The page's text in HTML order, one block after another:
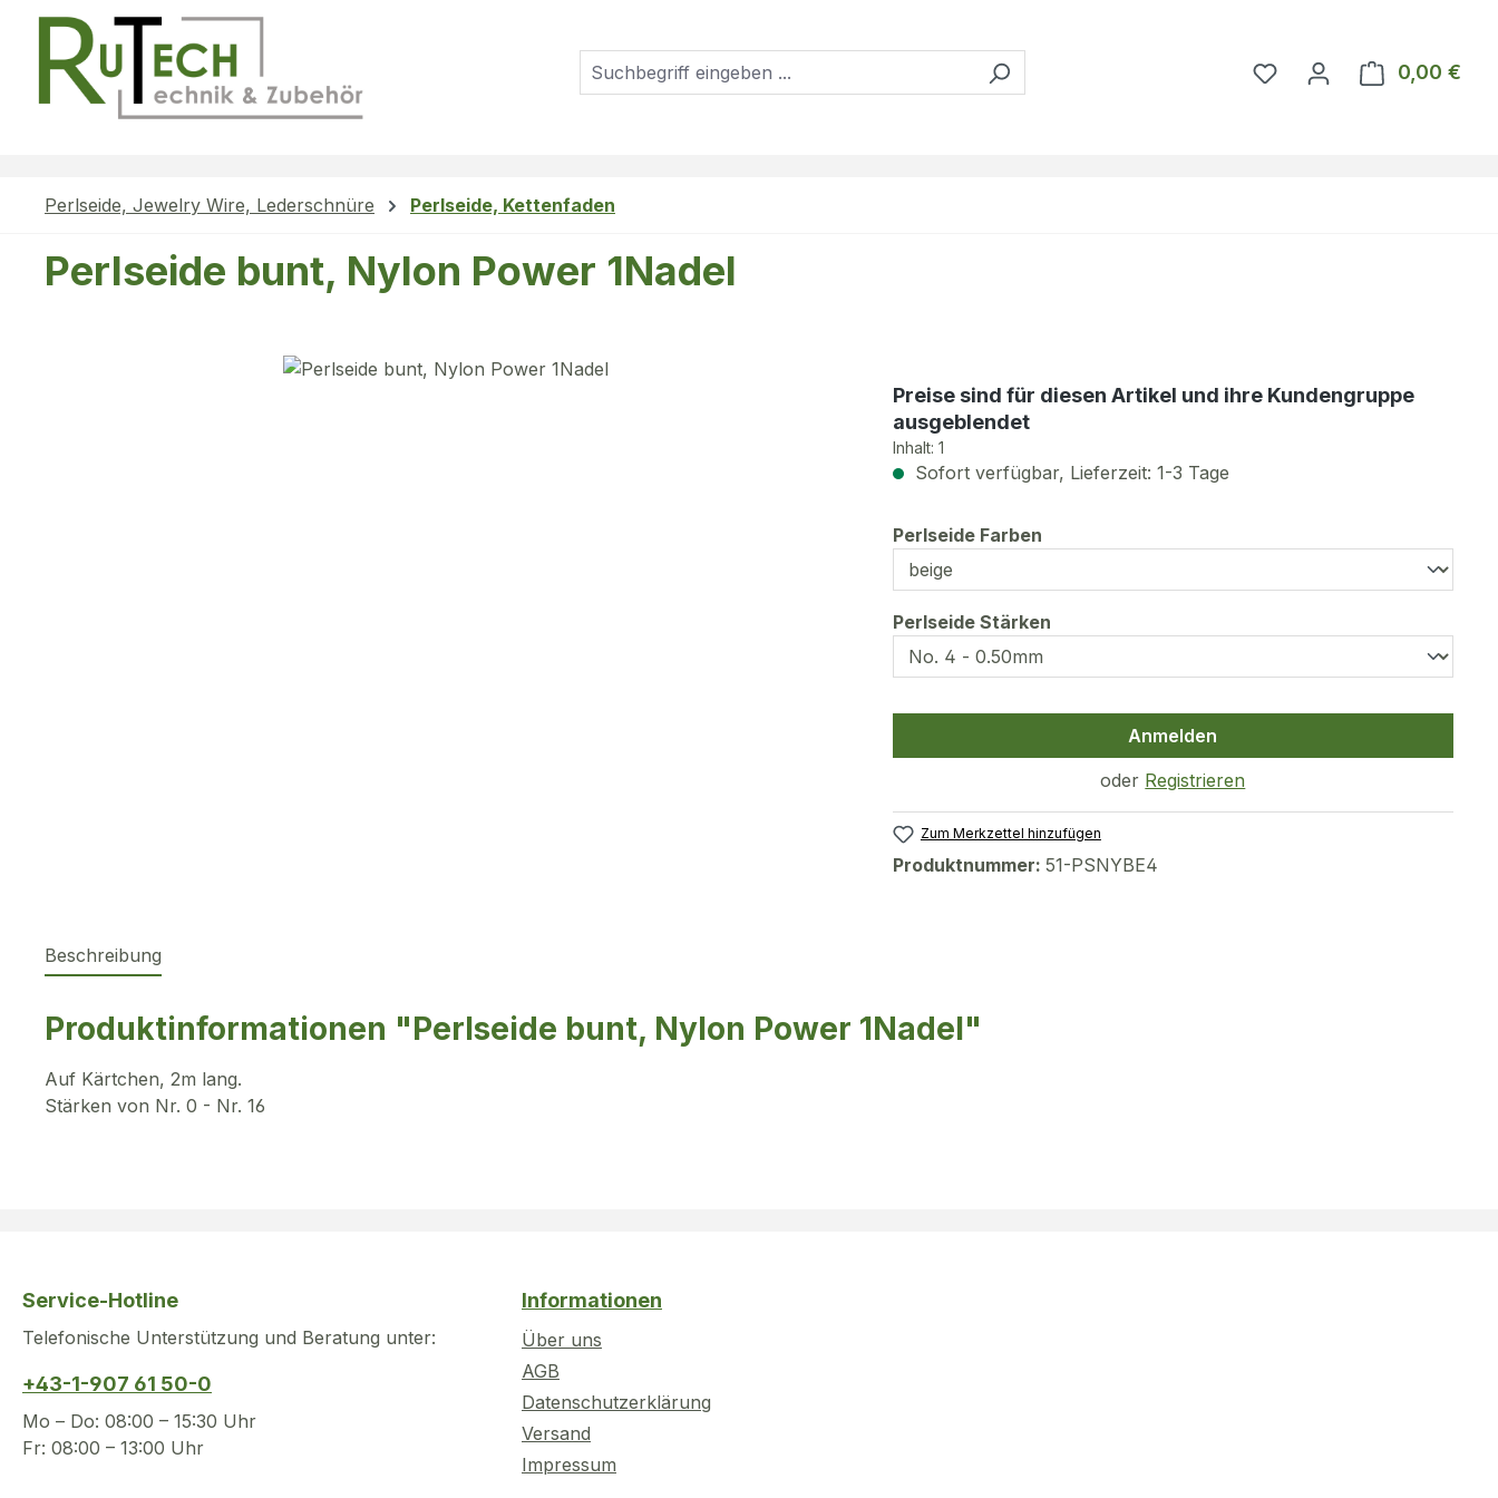
Hauptinhalt springen
Zur Suche springen
Zur Hauptnavigation springen
Du hast 0 Produkte auf
0,00 €
Perlseide, Jewelry Wire, Lederschnüre Perlseide, Kettenfaden
Perlseide bunt, Nylon Power 1Nadel
Preise sind für diesen Artikel und ihre Kundengruppe
ausgeblendet
Inhalt: 1
Sofort verfügbar, Lieferzeit: 1-3 Tage
Perlseide Farbenauswählen
Perlseide Stärkenauswählen
Anmelden
oder Registrieren
Zum Merkzettel hinzufügen
Produktnummer: 51-PSNYBE4
Beschreibung
Produktinformationen "Perlseide bunt, Nylon Power 1Nadel"
Auf Kärtchen, 2m lang.
Stärken von Nr. 0 - Nr. 16
Service-Hotline
Telefonische Unterstützung und Beratung unter:
+43-1-907 61 50-0
Mo – Do: 08:00 – 15:30 Uhr
Fr: 08:00 – 13:00 Uhr
Informationen
Über uns
AGB
Datenschutzerklärung
Versand
Impressum